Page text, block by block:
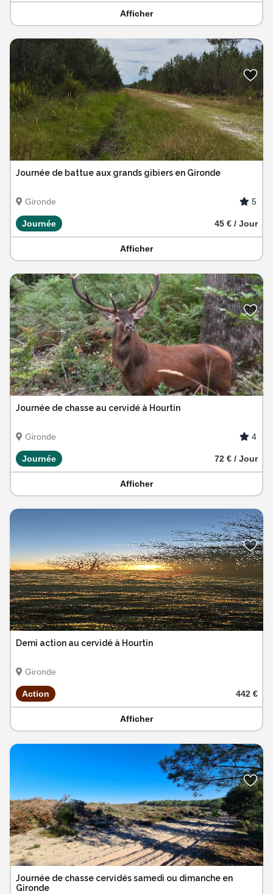
Afficher
Journée de battue aux grands gibiers en Gironde
Gironde 5
Journée 45 € / Jour
Afficher
Journée de chasse au cervidé à Hourtin
Gironde 4
Journée 72 € / Jour
Afficher
Demi action au cervidé à Hourtin
Gironde
Action 442 €
Afficher
Journée de chasse cervidés samedi ou dimanche en
Gironde